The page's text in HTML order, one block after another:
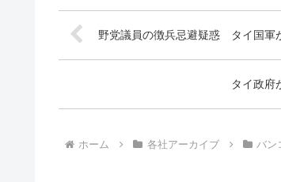
野党議員の徴兵忌避疑惑 タイ国軍
タイ政府
ホーム 各社アーカイブ バン